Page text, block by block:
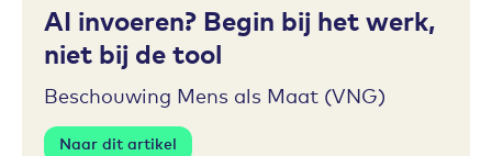
AI invoeren? Begin bij het werk,
niet bij de tool
Beschouwing Mens als Maat (VNG)
Naar dit artikel